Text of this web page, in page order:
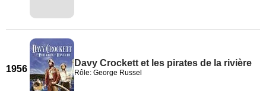
1956
Davy Crockett et les pirates de la rivière
Rôle: George Russel